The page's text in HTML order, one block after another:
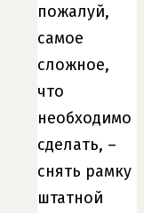
пожалуй,
самое
сложное,
что
необходимо
сделать, –
снять рамку
штатной